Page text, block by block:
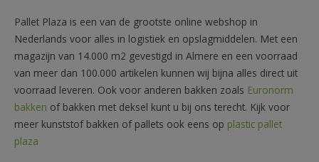
Pallet Plaza is een van de grootste online webshop in
Nederlands voor alles in logistiek en opslagmiddelen. Met een
magazijn van 14.000 m2 gevestigd in Almere en een voorraad
van meer dan 100.000 artikelen kunnen wij bijna alles direct uit
voorraad leveren. Ook voor anderen bakken zoals Euronorm
bakken of bakken met deksel kunt u bij ons terecht. Kijk voor
meer kunststof bakken of pallets ook eens op plastic pallet
plaza